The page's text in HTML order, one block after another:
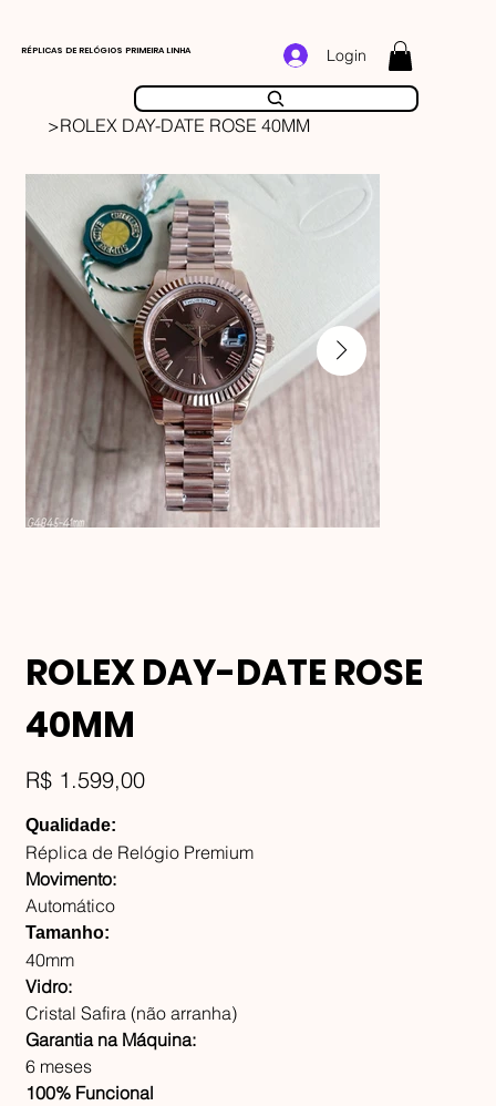
RÉPLICAS DE RELÓGIOS PRIMEIRA LINHA Login
>ROLEX DAY-DATE ROSE 40MM
ROLEX DAY-DATE ROSE
40MM
Preço
R$ 1.599,00
Qualidade:
Réplica de Relógio Premium
Movimento:
Automático
Tamanho:
40mm
Vidro:
Cristal Safira (não arranha)
Garantia na Máquina:
6 meses
100% Funcional